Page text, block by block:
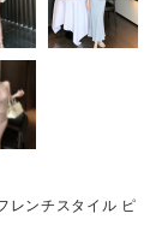
レンチスタイル ピ